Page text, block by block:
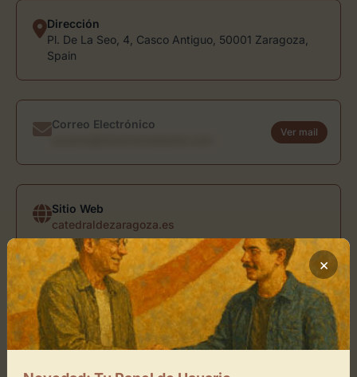
Dirección
Pl. De La Seo, 4, Casco Antiguo, 50001 Zaragoza,
Spain
Correo Electrónico
Ver mail
Sitio Web
catedraldezaragoza.es
Ubicación de Catedral del Salvador
de Zaragoza
Cómo llegar
×